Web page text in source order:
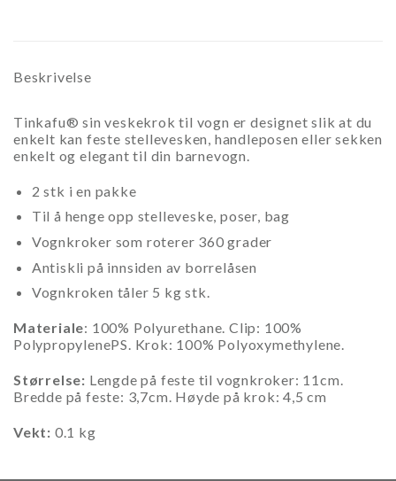
Beskrivelse
Tinkafu® sin veskekrok til vogn er designet slik at du
enkelt kan feste stellevesken, handleposen eller sekken
enkelt og elegant til din barnevogn.
2 stk i en pakke
Til å henge opp stelleveske, poser, bag
Vognkroker som roterer 360 grader
Antiskli på innsiden av borrelåsen
Vognkroken tåler 5 kg stk.
Materiale: 100% Polyurethane. Clip: 100%
PolypropylenePS. Krok: 100% Polyoxymethylene.
Størrelse: Lengde på feste til vognkroker: 11cm.
Bredde på feste: 3,7cm. Høyde på krok: 4,5 cm
Vekt: 0.1 kg